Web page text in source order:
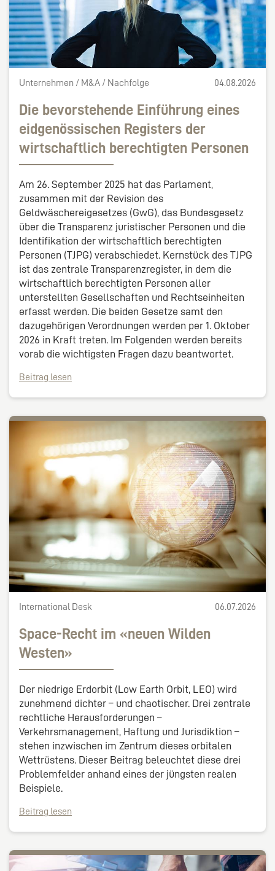
Unternehmen / M&A / Nachfolge 04.08.2026
Die bevorstehende Einführung eines
eidgenössischen Registers der
wirtschaftlich berechtigten Personen
Am 26. September 2025 hat das Parlament,
zusammen mit der Revision des
Geldwäschereigesetzes (GwG), das Bundesgesetz
über die Transparenz juristischer Personen und die
Identifikation der wirtschaftlich berechtigten
Personen (TJPG) verabschiedet. Kernstück des TJPG
ist das zentrale Transparenzregister, in dem die
wirtschaftlich berechtigten Personen aller
unterstellten Gesellschaften und Rechtseinheiten
erfasst werden. Die beiden Gesetze samt den
dazugehörigen Verordnungen werden per 1. Oktober
2026 in Kraft treten. Im Folgenden werden bereits
vorab die wichtigsten Fragen dazu beantwortet.
Beitrag lesen
International Desk 06.07.2026
Space-Recht im «neuen Wilden
Westen»
Der niedrige Erdorbit (Low Earth Orbit, LEO) wird
zunehmend dichter – und chaotischer. Drei zentrale
rechtliche Herausforderungen –
Verkehrsmanagement, Haftung und Jurisdiktion –
stehen inzwischen im Zentrum dieses orbitalen
Wettrüstens. Dieser Beitrag beleuchtet diese drei
Problemfelder anhand eines der jüngsten realen
Beispiele.
Beitrag lesen